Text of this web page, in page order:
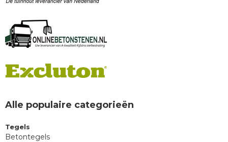
Alle populaire categorieën
Tegels
Betontegels